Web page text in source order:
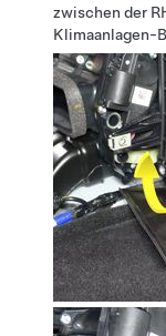
zwischen der
Klimaanlagen-